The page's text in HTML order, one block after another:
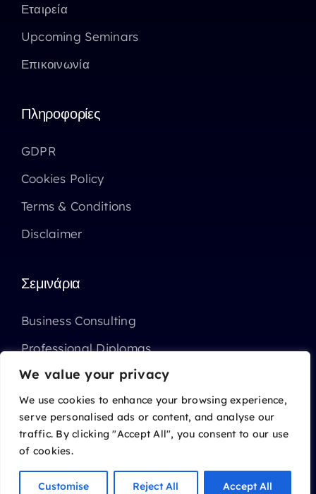
We value your privacy
We use cookies to enhance your browsing experience,
serve personalised ads or content, and analyse our
traffic. By clicking "Accept All", you consent to our use
of cookies.
Customise Reject All Accept All
Εταιρεία
Upcoming Seminars
Επικοινωνία
Πληροφορίες
GDPR
Cookies Policy
Terms & Conditions
Disclaimer
Σεμινάρια
Business Consulting
Professional Diplomas
Επιχορηγημένα Σεμινάρια ΑΝΑΔ
© 2014 - 2026 • Charalambides Marketing Ltd
All Rights Reserved